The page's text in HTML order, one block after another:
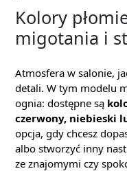
Kolory
migotania i
Atmosfera w salonie,
detali. W tym modelu
ognia: dostępne są
czerwony, niebieski
opcja, gdy chcesz
albo stworzyć inny
ze znajomymi czy